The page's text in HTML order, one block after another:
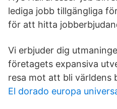
lediga jobb tillgängliga
för att hitta
Vi erbjuder dig
företagets expansiva
resa mot att bli världens
El dorado europa